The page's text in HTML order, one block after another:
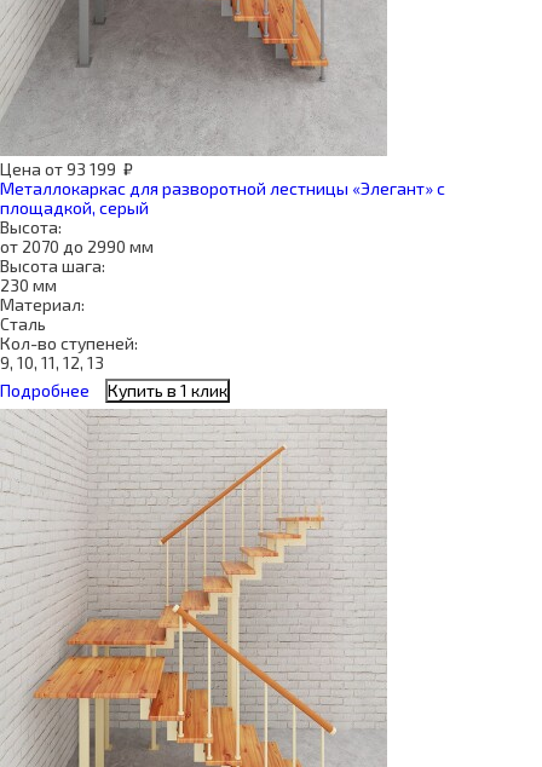
Цена от93 199 ₽
Металлокаркас для разворотной лестницы «Элегант» с
площадкой, серый
Высота:
от 2070 до 2990 мм
Высота шага:
230 мм
Материал:
Сталь
Кол-во ступеней:
9, 10, 11, 12, 13
Подробнее
Купить в 1 клик